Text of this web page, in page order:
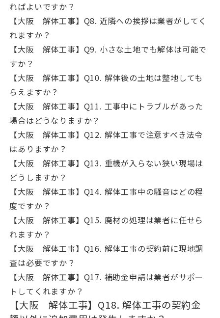
ればよいですか？
【大阪 解体工事】Q8. 近隣への挨拶は業者がしてく
れますか？
【大阪 解体工事】Q9. 小さな土地でも解体は可能で
すか？
【大阪 解体工事】Q10. 解体後の土地は整地しても
らえますか？
【大阪 解体工事】Q11. 工事中にトラブルがあった
場合はどうなりますか？
【大阪 解体工事】Q12. 解体工事で注意すべき法令
はありますか？
【大阪 解体工事】Q13. 重機が入らない狭い現場は
どうしますか？
【大阪 解体工事】Q14. 解体工事中の騒音はどの程
度ですか？
【大阪 解体工事】Q15. 廃材の処理は業者に任せら
れますか？
【大阪 解体工事】Q16. 解体工事の契約前に現地調
査は必要ですか？
【大阪 解体工事】Q17. 補助金申請は業者がサポー
トしてくれますか？
【大阪 解体工事】Q18. 解体工事の契約金